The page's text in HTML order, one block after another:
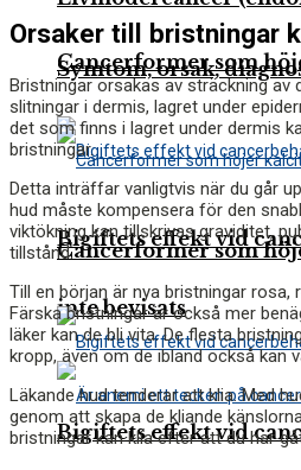
Cancerformer som
Bigiftets effekt vid
inte bevisats
Symtom, orsak,
Cancerformer som
Bigiftets effekt vid
Orsaker till bristningar
Bristningar orsakas av sträckning av
slitningar i dermis, lagret under
det som finns i lagret under dermis
bristningar.
Detta inträffar vanligtvis när du går
hud måste kompensera för den
viktökning kan tillskrivas graviditet,
tillstånd.
Till en början är nya bristningar rosa,
Färska bristningar är också mer
läker kan de bli vita. De flesta
kropp, även om de ibland också kan
Läkande hud tenderar att klia. Med
genom att skapa de kliande
bristningar kan klia efter att du har